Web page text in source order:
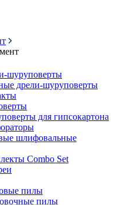
шуруповерты
дрели-шуруповерты
для гипсокартона
шлифовальные
Combo Set
пилы
пилы